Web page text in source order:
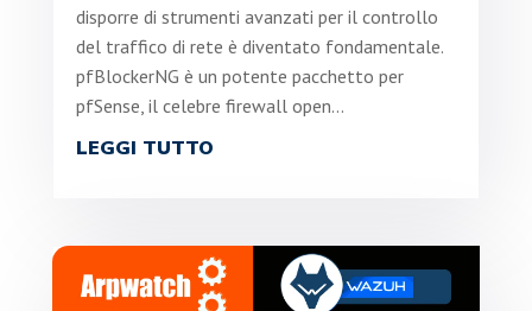
disporre di strumenti avanzati per il controllo
del traffico di rete è diventato fondamentale.
pfBlockerNG è un potente pacchetto per
pfSense, il celebre firewall open...
LEGGI TUTTO